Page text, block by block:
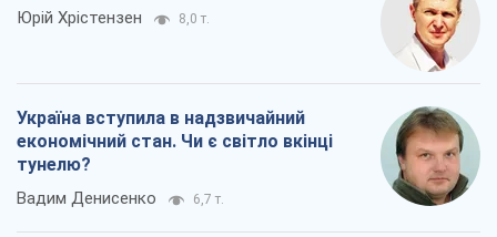
Юрій Хрістензен 8,0 т.
Україна вступила в надзвичайний
економічний стан. Чи є світло вкінці
тунелю?
Вадим Денисенко 6,7 т.